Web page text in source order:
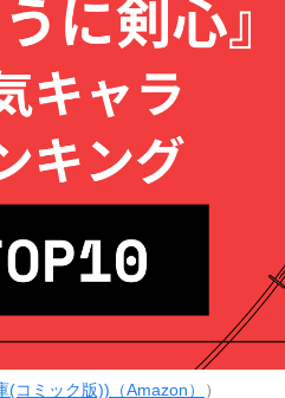
ミック版))（Amazon） ）